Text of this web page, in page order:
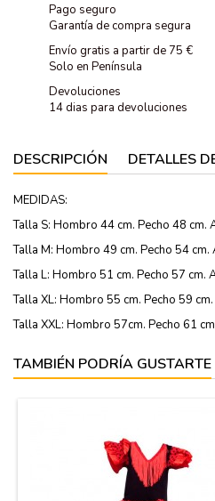
Pago seguro
Garantía de compra segura
Envío gratis a partir de 75 €
Solo en Península
Devoluciones
14 dias para devoluciones
DESCRIPCIÓN DETALLES
MEDIDAS:
Talla S: Hombro 44 cm. Pecho 48 cm.
Talla M: Hombro 49 cm. Pecho 54 cm.
Talla L: Hombro 51 cm. Pecho 57 cm.
Talla XL: Hombro 55 cm. Pecho 59
Talla XXL: Hombro 57cm. Pecho 61
TAMBIÉN PODRÍA GUSTARTE